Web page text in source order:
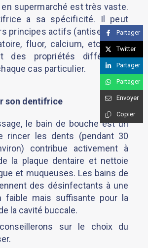
supermarché est très vaste.
a sa spécificité. Il peut
principes actifs (antiseptique,
fluor, calcium, etc.…) qui
des propriétés différentes
cas particulier.
son dentifrice
le bain de bouche est un
rincer les dents (pendant 30
contribue activement à
la plaque dentaire et nettoie
et muqueuses. Les bains de
des désinfectants à une
faible mais suffisante pour la
la cavité buccale.
sur le choix du
Partager
Twitter
Partager
Partager
Envoyer
Copier